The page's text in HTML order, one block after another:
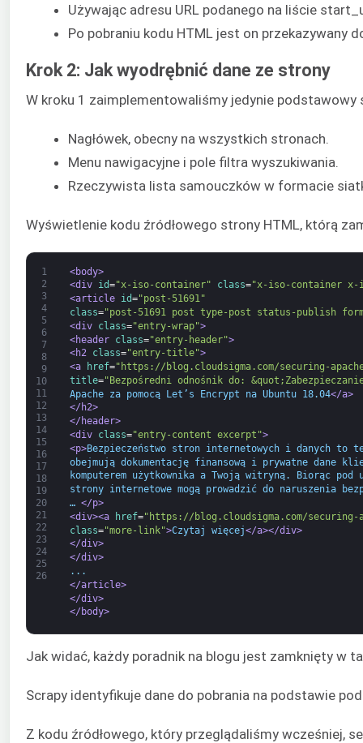
Używając adresu URL podanego na liście
Po pobraniu kodu HTML jest on przekazywany
Krok 2: Jak wyodrębnić dane ze strony
W kroku 1 zaimplementowaliśmy jedynie
Nagłówek, obecny na wszystkich stronach.
Menu nawigacyjne i pole filtra wyszukiwania.
Rzeczywista lista samouczków w formacie
Wyświetlenie kodu źródłowego strony HTML, którą
1
2
3
4
5
6
7
8
9
10
11
12
13
14
15
16
17
18
19
20
21
22
23
24
25
26
<body>
<div id="x-iso-container" class="x-iso-container x-
<article id="post-51691"
class="post-51691 post type-post status-publish
<div class="entry-wrap">
<header class="entry-header">
<h2 class="entry-title">
<a
href="https://blog.cloudsigma.com/securing-
title="Bezpośredni odnośnik do:
Apache za pomocą Let’s Encrypt na Ubuntu 18.04</a>
</h2>
</header>
<div class="entry-content excerpt">
<p>Bezpieczeństwo stron internetowych i danych to
obejmują dokumentację finansową i prywatne dane
komputerem użytkownika a Twoją witryną. Biorąc
strony internetowe mogą prowadzić do naruszenia
… </p>
<div><a href="https://blog.cloudsigma.com/
class="more-link">Czytaj więcej</a></div>
</div>
</div>
...
</article>
</div>
</body>
Jak widać, każdy poradnik na blogu jest zamknięty w
Scrapy identyfikuje dane do pobrania na podstawie
Z kodu źródłowego, który przeglądaliśmy wcześniej,